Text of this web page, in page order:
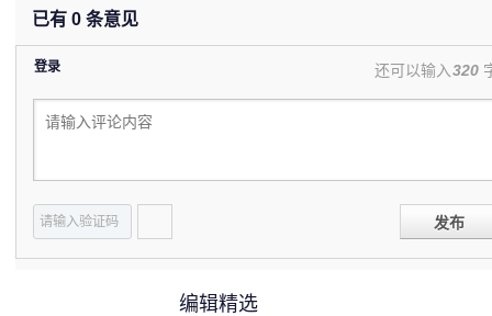
已有 0 条意见
登录 还可以输入320
发布
编辑精选